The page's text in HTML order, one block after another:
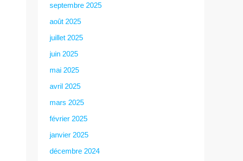
septembre 2025
août 2025
juillet 2025
juin 2025
mai 2025
avril 2025
mars 2025
février 2025
janvier 2025
décembre 2024